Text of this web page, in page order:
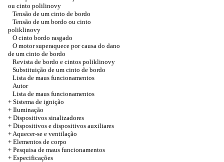
ou cinto polilinovy
Tensão de um cinto de bordo
Tensão de um bordo ou cinto
poliklinovy
O cinto bordo rasgado
O motor superaquece por causa do dano
de um cinto de bordo
Revista de bordo e cintos poliklinovy
Substituição de um cinto de bordo
Lista de maus funcionamentos
Autor
Lista de maus funcionamentos
+ Sistema de ignição
+ Iluminação
+ Dispositivos sinalizadores
+ Dispositivos e dispositivos auxiliares
+Aquecer-se e ventilação
+ Elementos de corpo
+ Pesquisa de maus funcionamentos
+ Especificações